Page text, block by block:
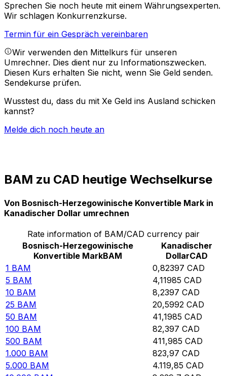
Sprechen Sie noch heute mit einem Währungsexperten.
Wir schlagen Konkurrenzkurse.
Termin für ein Gespräch vereinbaren
Wir verwenden den Mittelkurs für unseren
Umrechner. Dies dient nur zu Informationszwecken.
Diesen Kurs erhalten Sie nicht, wenn Sie Geld senden.
Sendekurse prüfen.
Wusstest du, dass du mit Xe Geld ins Ausland schicken
kannst?
Melde dich noch heute an
BAM zu CAD heutige Wechselkurse
Von Bosnisch-Herzegowinische Konvertible Mark in
Kanadischer Dollar umrechnen
Rate information of BAM/CAD currency pair
Bosnisch-Herzegowinische
Konvertible MarkBAM
Kanadischer
DollarCAD
1 BAM 0,82397 CAD
5 BAM 4,11985 CAD
10 BAM 8,2397 CAD
25 BAM 20,5992 CAD
50 BAM 41,1985 CAD
100 BAM 82,397 CAD
500 BAM 411,985 CAD
1.000 BAM 823,97 CAD
5.000 BAM 4.119,85 CAD